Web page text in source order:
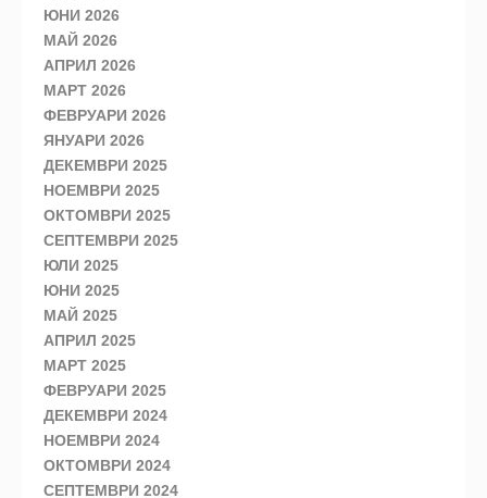
ЮНИ 2026
МАЙ 2026
АПРИЛ 2026
МАРТ 2026
ФЕВРУАРИ 2026
ЯНУАРИ 2026
ДЕКЕМВРИ 2025
НОЕМВРИ 2025
ОКТОМВРИ 2025
СЕПТЕМВРИ 2025
ЮЛИ 2025
ЮНИ 2025
МАЙ 2025
АПРИЛ 2025
МАРТ 2025
ФЕВРУАРИ 2025
ДЕКЕМВРИ 2024
НОЕМВРИ 2024
ОКТОМВРИ 2024
СЕПТЕМВРИ 2024